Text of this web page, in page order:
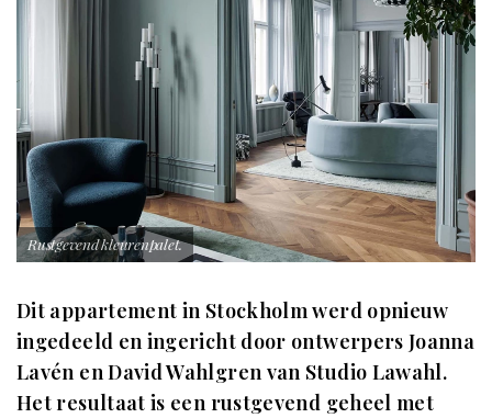
Rustgevend kleurenpalet.
Dit appartement in Stockholm werd opnieuw
ingedeeld en ingericht door ontwerpers Joanna
Lavén en David Wahlgren van Studio Lawahl.
Het resultaat is een rustgevend geheel met